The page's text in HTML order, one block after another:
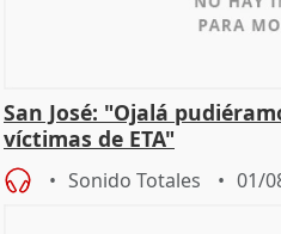
San José: "Ojalá
víctimas de ETA"
Sonido Totales 01/